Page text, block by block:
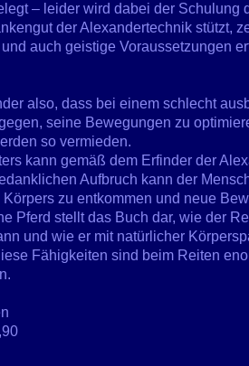
– leider wird dabei der Schulung
der Alexandertechnik stützt,
auch geistige Voraussetzungen
also, dass bei einem schlecht
seine Bewegungen zu
so vermieden.
kann gemäß dem Erfinder der
Aufbruch kann der
zu entkommen und neue
Pferd stellt das Buch dar, wie der
und wie er mit natürlicher
Fähigkeiten sind beim Reiten